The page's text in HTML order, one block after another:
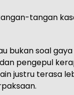
tangan
bukan soal
pengepul
justru terasa